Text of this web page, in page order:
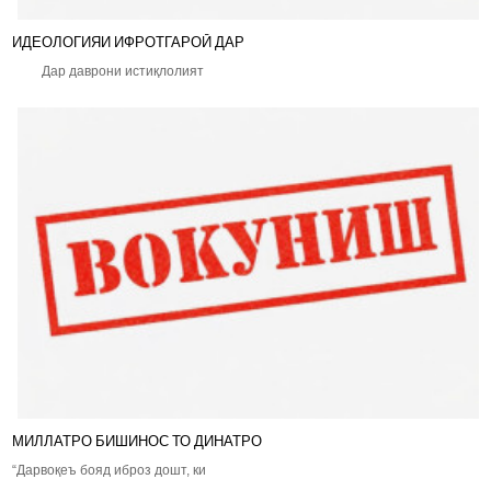
ИДЕОЛОГИЯИ ИФРОТГАРОӢ ДАР
Дар даврони истиқлолият
МИЛЛАТРО БИШИНОС ТО ДИНАТРО
“Дарвоқеъ бояд иброз дошт, ки